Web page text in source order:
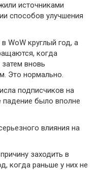
источниками
способов улучшения
WoW круглый год, а
когда
вновь
Это нормально.
подписчиков на
падение было вполне
влияния на
заходить в
когда раньше у них не